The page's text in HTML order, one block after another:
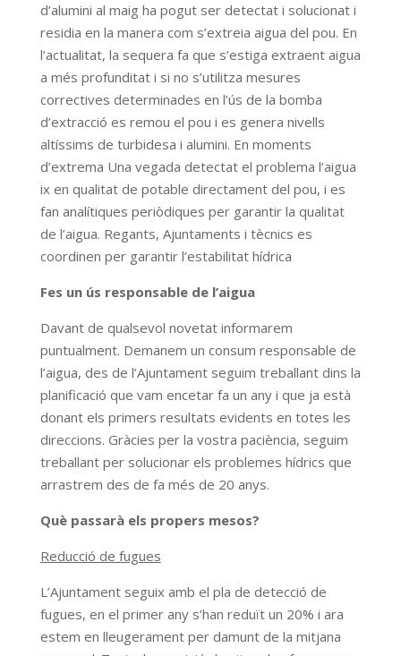
d’alumini al maig ha pogut ser detectat i solucionat i
residia en la manera com s’extreia aigua del pou. En
l’actualitat, la sequera fa que s’estiga extraent aigua
a més profunditat i si no s’utilitza mesures
correctives determinades en l’ús de la bomba
d’extracció es remou el pou i es genera nivells
altíssims de turbidesa i alumini. En moments
d’extrema Una vegada detectat el problema l’aigua
ix en qualitat de potable directament del pou, i es
fan analítiques periòdiques per garantir la qualitat
de l’aigua. Regants, Ajuntaments i tècnics es
coordinen per garantir l’estabilitat hídrica
Fes un ús responsable de l’aigua
Davant de qualsevol novetat informarem
puntualment. Demanem un consum responsable de
l’aigua, des de l’Ajuntament seguim treballant dins la
planificació que vam encetar fa un any i que ja està
donant els primers resultats evidents en totes les
direccions. Gràcies per la vostra paciència, seguim
treballant per solucionar els problemes hídrics que
arrastrem des de fa més de 20 anys.
Què passarà els propers mesos?
Reducció de fugues
L’Ajuntament seguix amb el pla de detecció de
fugues, en el primer any s’han reduït un 20% i ara
estem en lleugerament per damunt de la mitjana